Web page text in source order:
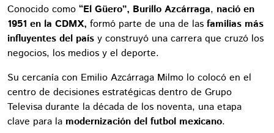
Conocido como “El Güero”, Burillo Azcárraga, nació en
1951 en la CDMX, formó parte de una de las familias más
influyentes del país y construyó una carrera que cruzó los
negocios, los medios y el deporte.
Su cercanía con Emilio Azcárraga Milmo lo colocó en el
centro de decisiones estratégicas dentro de Grupo
Televisa durante la década de los noventa, una etapa
clave para la modernización del futbol mexicano.